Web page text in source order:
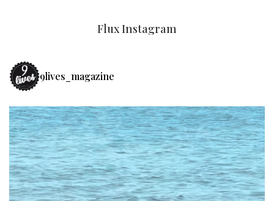
Flux Instagram
9lives_magazine